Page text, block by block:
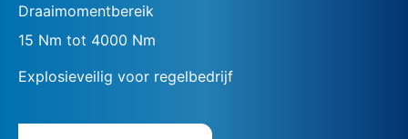
Draaimomentbereik
15 Nm tot 4000 Nm
Explosieveilig voor regelbedrijf